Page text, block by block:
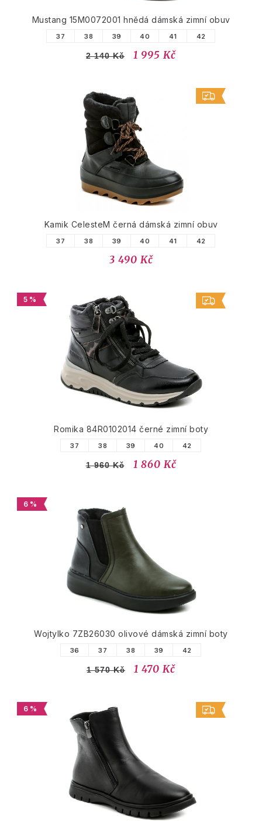
Mustang 15M0072001 hnědá dámská zimní obuv
37 38 39 40 41 42
2 140 Kč 1 995 Kč
Kamik CelesteM černá dámská zimní obuv
37 38 39 40 41 42
3 490 Kč
5 %
Romika 84R0102014 černé zimní boty
37 38 39 40 42
1 960 Kč 1 860 Kč
6 %
Wojtylko 7ZB26030 olivové dámská zimní boty
36 37 38 39 42
1 570 Kč 1 470 Kč
6 %